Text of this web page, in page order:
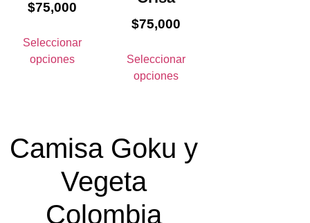
$75,000
Seleccionar
opciones
$75,000
Seleccionar
opciones
Camisa Goku y
Vegeta
Colombia